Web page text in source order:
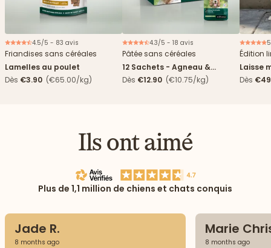
4.5/5 - 83 avis
Friandises sans céréales
Lamelles au poulet
Dès €3.90 (€65.00/kg)
4.3/5 - 18 avis
Pâtée sans céréales
12 Sachets - Agneau &
haricots verts
Dès €12.90 (€10.75/kg)
Édition
Laisse
Dès
Ils ont aimé
Plus de 1,1 million de chiens et chats conquis
Jade R.
8 months ago
Marie
8 months ago